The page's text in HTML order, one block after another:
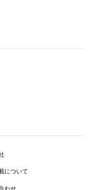
について
わせ